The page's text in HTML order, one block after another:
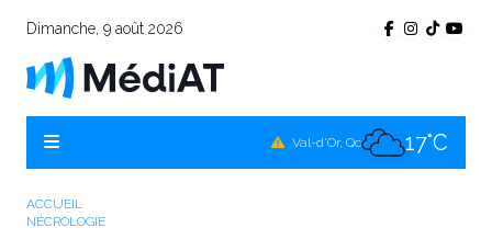
Dimanche, 9 août 2026
Val-d'Or, Qc 17°C
ACCUEIL
NÉCROLOGIE